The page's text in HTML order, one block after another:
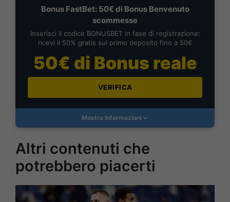
Bonus FastBet: 50€ di Bonus Benvenuto
scommesse
Inserisci il codice BONUSBET in fase di registrazione:
ricevi il 50% gratis sul primo deposito fino a 50€
50€ di Bonus reale
VERIFICA
Mostra Informazioni
Altri contenuti che
potrebbero piacerti